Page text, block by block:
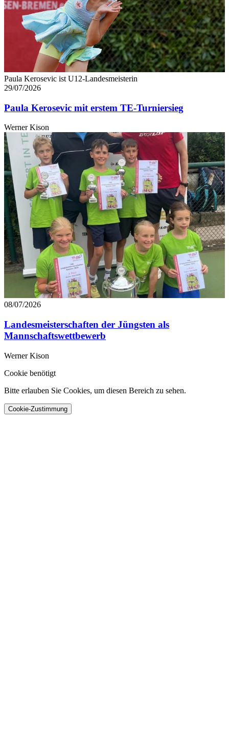
Paula Kerosevic ist U12-Landesmeisterin
29/07/2026
Paula Kerosevic mit erstem TE-Turniersieg
Werner Kison
08/07/2026
Landesmeisterschaften der Jüngsten als
Mannschaftswettbewerb
Werner Kison
Cookie benötigt
Bitte erlauben Sie Cookies, um diesen Bereich zu sehen.
Cookie-Zustimmung